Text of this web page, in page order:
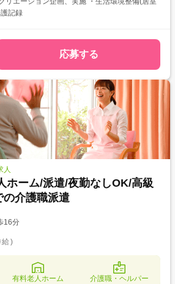
記録
応募する
人
ホーム/派遣/夜勤なしOK/高級
の介護職派遣
16分
給)
有料老人ホーム 介護職・ヘルパー